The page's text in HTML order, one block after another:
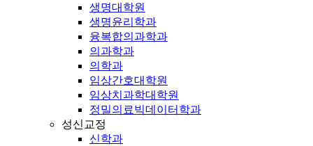
생명대학원
생명윤리학과
융복합의과학과
의과학과
의학과
임상간호대학원
임상치과학대학원
정밀의료빅데이터학과
성신교정
신학과